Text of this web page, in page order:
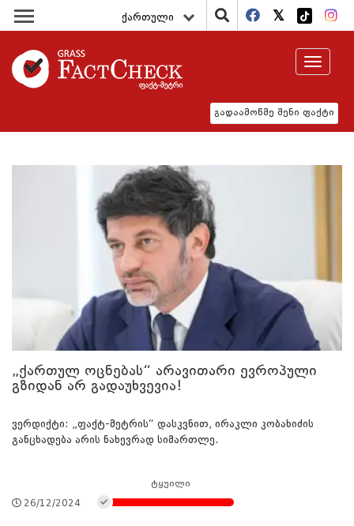
ქართული
გადაამოწმე შენი ფაქტი
Toggle
„ქართულ ოცნებას“ არავითარი ევროპული
გზიდან არ გადაუხვევია!
ვერდიქტი: „ფაქტ-მეტრის“ დასკვნით, ირაკლი კობახიძის
განცხადება არის ნახევრად სიმართლე.
26/12/2024
ტყუილი